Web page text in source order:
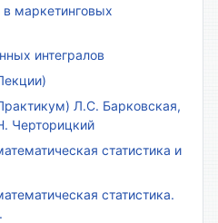
в маркетинговых
интегралов
Л.С. Барковская,
Черторицкий
статистика и
статистика.